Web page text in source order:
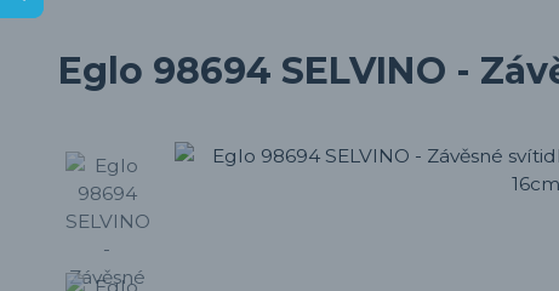
Eglo 98694 SELVINO -